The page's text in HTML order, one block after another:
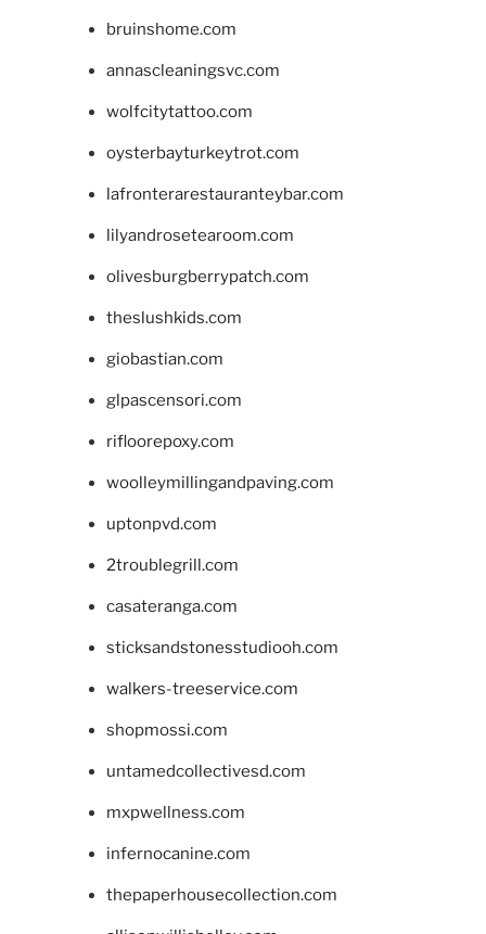
bruinshome.com
annascleaningsvc.com
wolfcitytattoo.com
oysterbayturkeytrot.com
lafronterarestauranteybar.com
lilyandrosetearoom.com
olivesburgberrypatch.com
theslushkids.com
giobastian.com
glpascensori.com
rifloorepoxy.com
woolleymillingandpaving.com
uptonpvd.com
2troublegrill.com
casateranga.com
sticksandstonesstudiooh.com
walkers-treeservice.com
shopmossi.com
untamedcollectivesd.com
mxpwellness.com
infernocanine.com
thepaperhousecollection.com